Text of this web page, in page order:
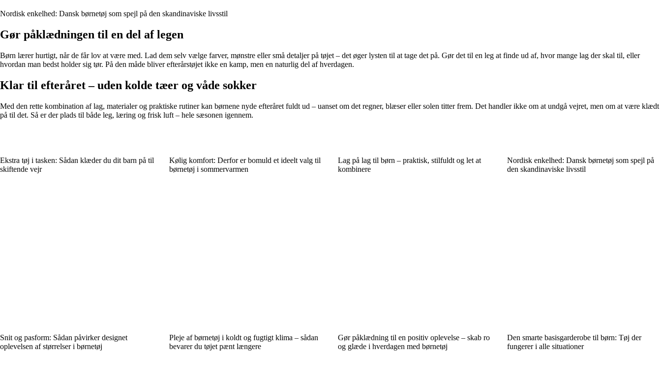
Nordisk enkelhed: Dansk børnetøj som spejl på den skandinaviske livsstil
Gør påklædningen til en del af legen
Børn lærer hurtigt, når de får lov at være med. Lad dem selv vælge farver, mønstre eller små detaljer på tøjet – det øger lysten til at tage det på. Gør det til en leg at finde ud af, hvor mange lag der skal til, eller
hvordan man bedst holder sig tør. På den måde bliver efterårstøjet ikke en kamp, men en naturlig del af hverdagen.
Klar til efteråret – uden kolde tæer og våde sokker
Med den rette kombination af lag, materialer og praktiske rutiner kan børnene nyde efteråret fuldt ud – uanset om det regner, blæser eller solen titter frem. Det handler ikke om at undgå vejret, men om at være klædt
på til det. Så er der plads til både leg, læring og frisk luft – hele sæsonen igennem.
Ekstra tøj i tasken: Sådan klæder du dit barn på til
skiftende vejr
Kølig komfort: Derfor er bomuld et ideelt valg til
børnetøj i sommervarmen
Lag på lag til børn – praktisk, stilfuldt og let at
kombinere
Nordisk enkelhed: Dansk børnetøj som spejl på
den skandinaviske livsstil
Snit og pasform: Sådan påvirker designet
oplevelsen af størrelser i børnetøj
Pleje af børnetøj i koldt og fugtigt klima – sådan
bevarer du tøjet pænt længere
Gør påklædning til en positiv oplevelse – skab ro
og glæde i hverdagen med børnetøj
Den smarte basisgarderobe til børn: Tøj der
fungerer i alle situationer